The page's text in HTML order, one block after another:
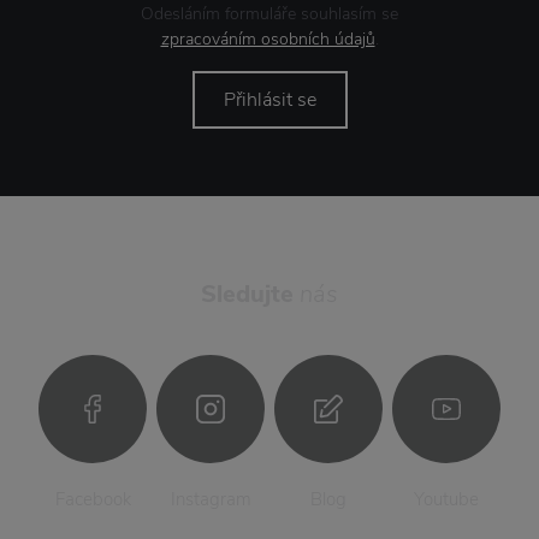
Odesláním formuláře souhlasím se
zpracováním osobních údajů.
Přihlásit se